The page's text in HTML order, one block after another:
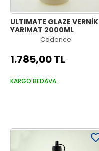
ULTIMATE GLAZE VERNİK
YARIMAT 2000ML
Cadence
1.785,00 TL
KARGO BEDAVA